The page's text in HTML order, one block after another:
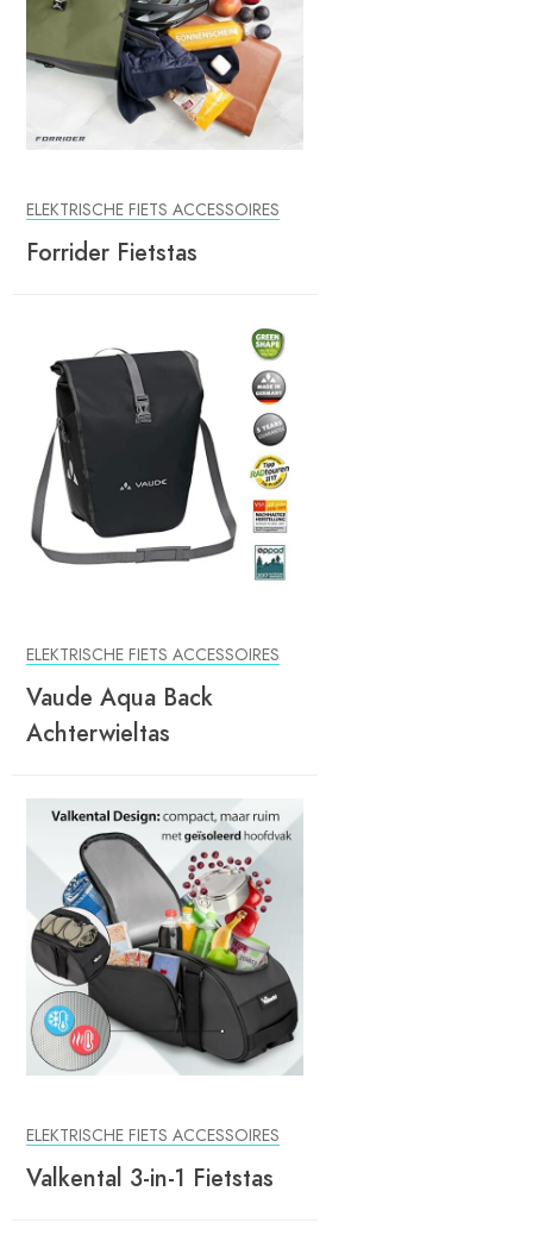
ELEKTRISCHE FIETS ACCESSOIRES
Forrider Fietstas
ELEKTRISCHE FIETS ACCESSOIRES
Vaude Aqua Back
Achterwieltas
ELEKTRISCHE FIETS ACCESSOIRES
Valkental 3-in-1 Fietstas